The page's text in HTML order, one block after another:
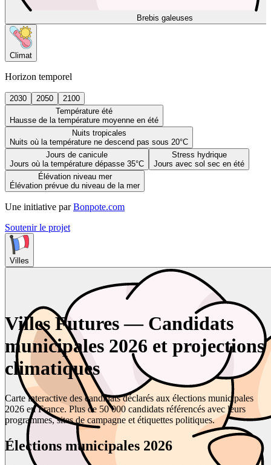
Brebis galeuses
Climat
Horizon temporel
2030 2050
2100
Température été
Hausse de la température moyenne en été
Nuits tropicales
Nuits où la température ne descend pas sous 20°C
Jours de canicule
Jours où la température dépasse 35°C
Stress hydrique
Jours avec sol sec en été
Élévation niveau mer
Élévation prévue du niveau de la mer
Une initiative par Bonpote.com
Soutenir le projet
Villes
Villes Futures — Candidats
municipales 2026 et projections
climatiques
Carte interactive des candidats déclarés aux élections municipales
2026 en France. Plus de 50 000 candidats référencés avec leurs
programmes, sites de campagne et étiquettes politiques.
Élections municipales 2026